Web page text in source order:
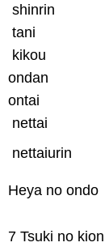
shinrin
tani
kikou
ondan
ontai
nettai
nettaiurin
Heya no ondo
7 Tsuki no kion